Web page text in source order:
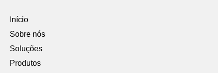
Início
Sobre nós
Soluções
Produtos